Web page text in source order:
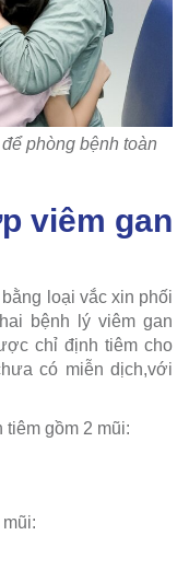
phòng bệnh toàn
viêm gan
loại vắc xin phối
bệnh lý viêm gan
chỉ định tiêm cho
có miễn dịch,với
gồm 2 mũi: